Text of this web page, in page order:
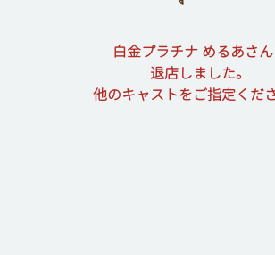
白金プラチナ めるあさ
退店しました。
他のキャストをご指定くださ